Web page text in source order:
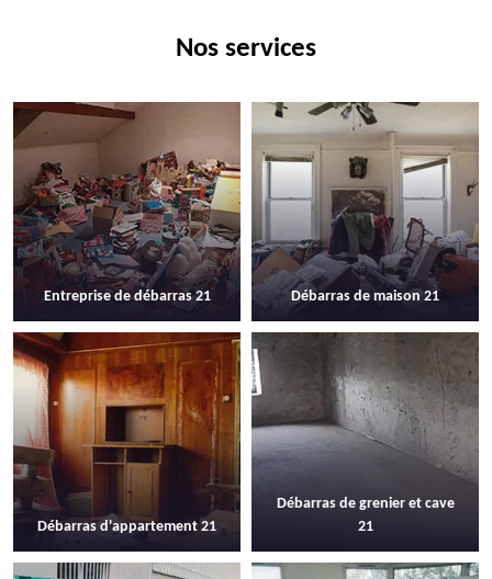
Nos services
Entreprise de débarras 21 Débarras de maison 21
Débarras d'appartement 21
Débarras de grenier et cave
21